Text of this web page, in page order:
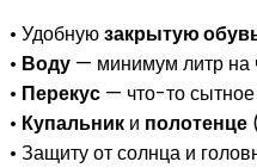
• Удобнуюзакрытую
• Воду — минимум литр на
• Перекус — что-то сытное
• Купальник и полотенце
• Защиту от солнца и